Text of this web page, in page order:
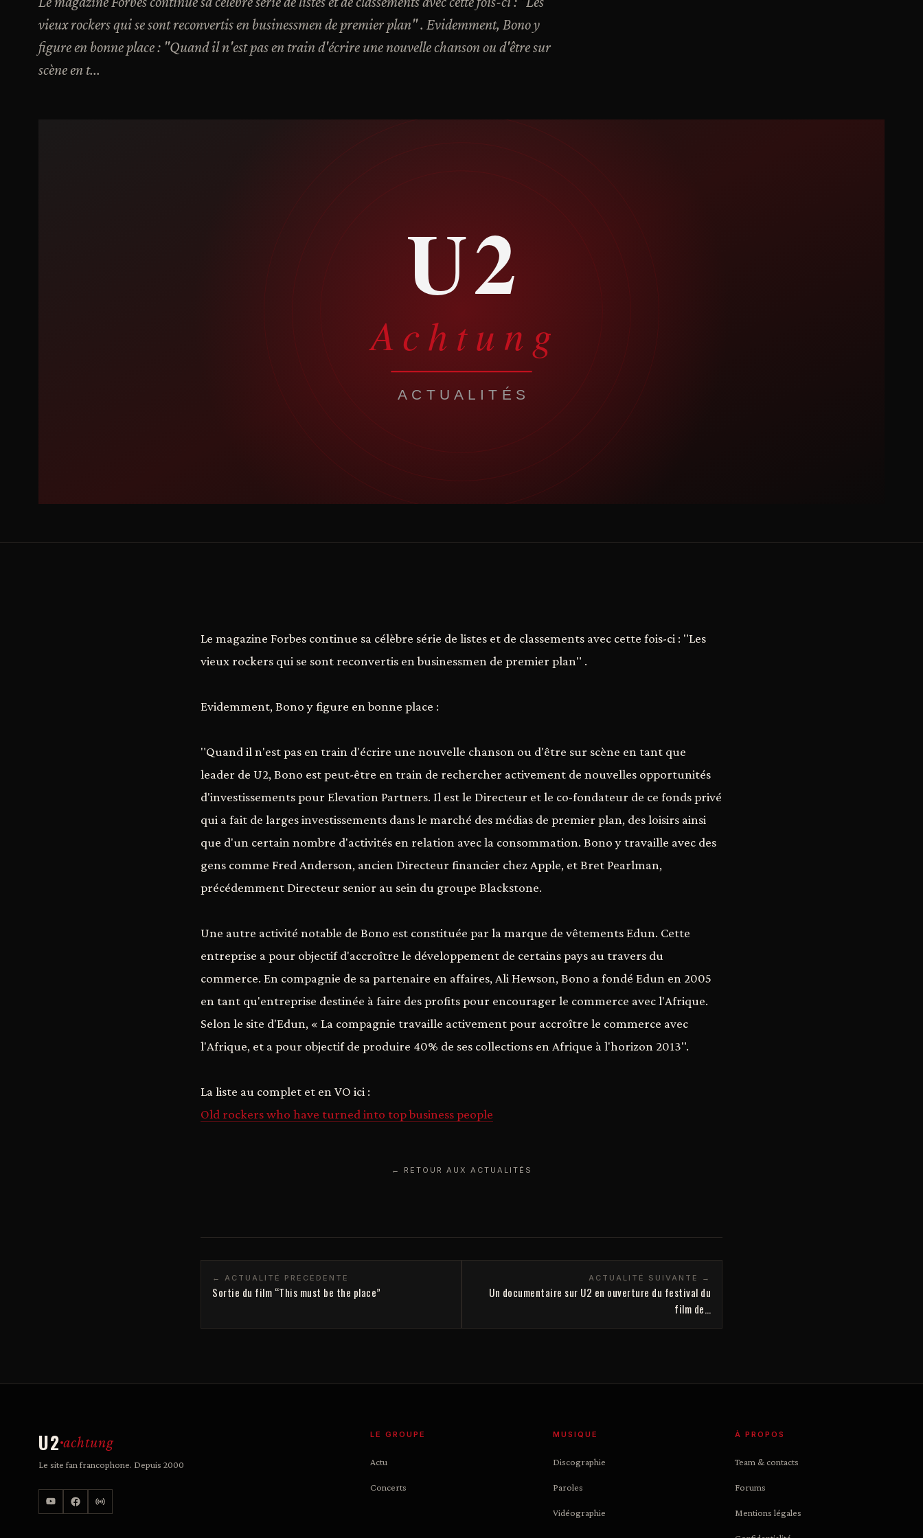
vieux rockers qui se sont reconvertis en businessmen de premier plan" . Evidemment, Bono y
figure en bonne place : "Quand il n'est pas en train d'écrire une nouvelle chanson ou d'être sur
scène en t...
Le magazine Forbes continue sa célèbre série de listes et de classements avec cette fois-ci : "Les
vieux rockers qui se sont reconvertis en businessmen de premier plan" .
Evidemment, Bono y figure en bonne place :
"Quand il n'est pas en train d'écrire une nouvelle chanson ou d'être sur scène en tant que
leader de U2, Bono est peut-être en train de rechercher activement de nouvelles opportunités
d'investissements pour Elevation Partners. Il est le Directeur et le co-fondateur de ce fonds privé
qui a fait de larges investissements dans le marché des médias de premier plan, des loisirs ainsi
que d'un certain nombre d'activités en relation avec la consommation. Bono y travaille avec des
gens comme Fred Anderson, ancien Directeur financier chez Apple, et Bret Pearlman,
précédemment Directeur senior au sein du groupe Blackstone.
Une autre activité notable de Bono est constituée par la marque de vêtements Edun. Cette
entreprise a pour objectif d'accroître le développement de certains pays au travers du
commerce. En compagnie de sa partenaire en affaires, Ali Hewson, Bono a fondé Edun en 2005
en tant qu'entreprise destinée à faire des profits pour encourager le commerce avec l'Afrique.
Selon le site d'Edun, « La compagnie travaille activement pour accroître le commerce avec
l'Afrique, et a pour objectif de produire 40% de ses collections en Afrique à l'horizon 2013".
La liste au complet et en VO ici :
Old rockers who have turned into top business people
← RETOUR AUX ACTUALITÉS
← ACTUALITÉ PRÉCÉDENTE
Sortie du film “This must be the place”
ACTUALITÉ SUIVANTE →
Un documentaire sur U2 en ouverture du festival du
film de…
U2 achtung
Le site fan francophone. Depuis 2000
LE GROUPE
Actu
Concerts
MUSIQUE
Discographie
Paroles
Vidéographie
À PROPOS
Team & contacts
Forums
Mentions légales